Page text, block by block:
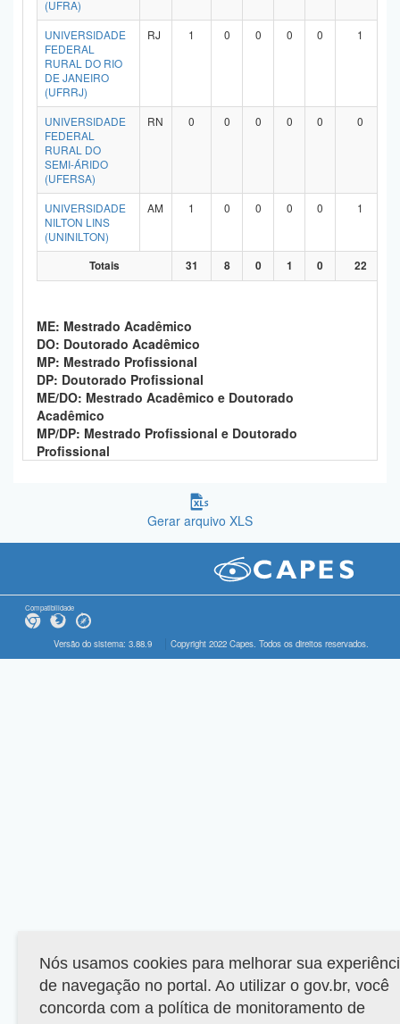
(UFRA)
UNIVERSIDADE
FEDERAL
RURAL DO RIO
DE JANEIRO
(UFRRJ)
RJ 1 0 0 0 0 1
UNIVERSIDADE
FEDERAL
RURAL DO
SEMI-ÁRIDO
(UFERSA)
RN 0 0 0 0 0 0
UNIVERSIDADE
NILTON LINS
(UNINILTON)
AM 1 0 0 0 0 1
Totais 31 8 0 1 0 22
ME: Mestrado Acadêmico
DO: Doutorado Acadêmico
MP: Mestrado Profissional
DP: Doutorado Profissional
ME/DO: Mestrado Acadêmico e Doutorado
Acadêmico
MP/DP: Mestrado Profissional e Doutorado
Profissional
Gerar arquivo XLS
Compatibilidade
Versão do sistema: 3.88.9 Copyright 2022 Capes. Todos os direitos reservados.
Nós usamos cookies para melhorar sua
de navegação no portal. Ao utilizar o gov.br, você
concorda com a política de monitoramento de